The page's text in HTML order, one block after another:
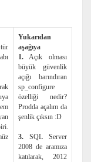
Yukarıdan
aşağıya
1.Açık olması
büyük güvenlik
açığı barındıran
sp_configure
özelliği nedir?
Prodda açalım da
şenlik çıksın :D
3.SQL Server
2008 de aramıza
katılarak, 2012